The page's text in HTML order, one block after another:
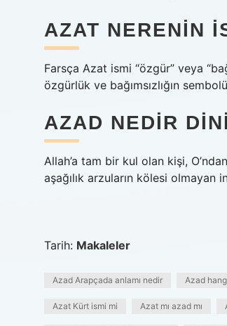
AZAT NERENIN
Farsça Azat ismi “özgür” veya
özgürlük ve bağımsızlığın
AZAD NEDIR
Allah’a tam bir kul olan kişi,
aşağılık arzuların kölesi olmayan
Tarih: Makaleler
Azad Arapçada anlamı nedir Azad
Azat Kürt ismi mi Azat mı azad mı